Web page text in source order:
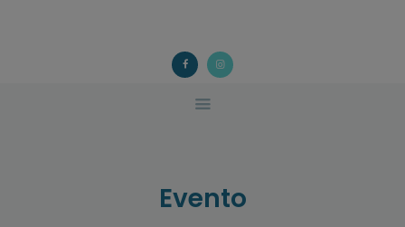
Evento
ACOUGO
Asociación galega de familias de acollida
QUÉ FACEMOS?
ACTIVIDADES